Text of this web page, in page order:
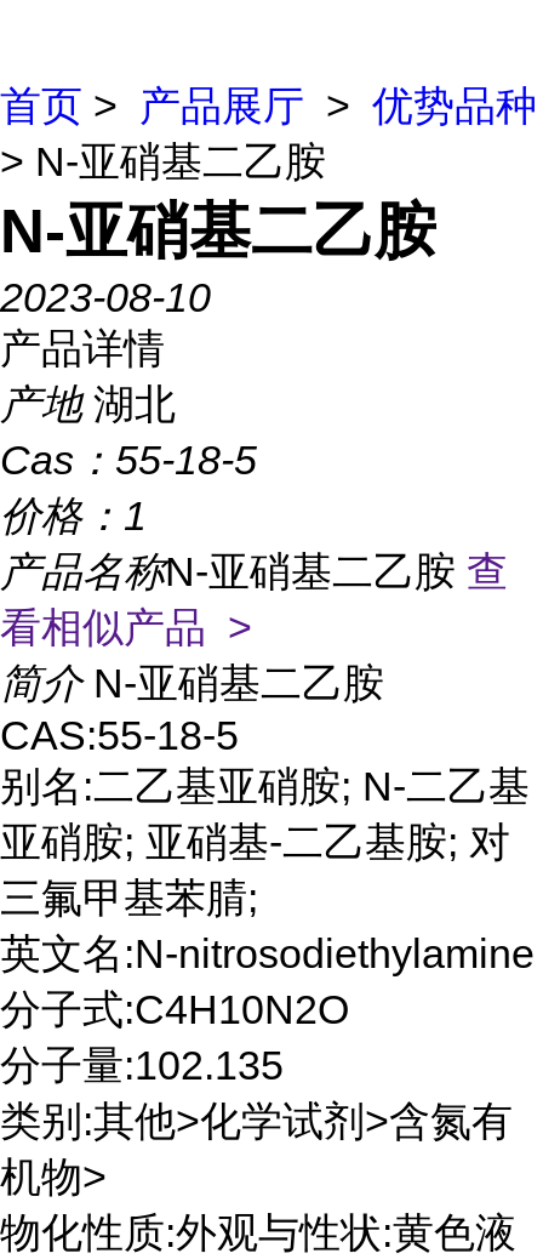
首页 > 产品展厅 > 优势品种
> N-亚硝基二乙胺
N-亚硝基二乙胺
2023-08-10
产品详情
产地 湖北
Cas： 55-18-5
价格： 1
产品名称N-亚硝基二乙胺 查
看相似产品 >
简介 N-亚硝基二乙胺
CAS:55-18-5
别名:二乙基亚硝胺; N-二乙基
亚硝胺; 亚硝基-二乙基胺; 对
三氟甲基苯腈;
英文名:N-nitrosodiethylamine
分子式:C4H10N2O
分子量:102.135
类别:其他>化学试剂>含氮有
机物>
物化性质:外观与性状:黄色液